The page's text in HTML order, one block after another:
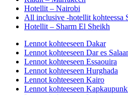
Hotellit – Nairobi
All inclusive -hotellit kohteessa
Hotellit – Sharm El Sheikh
Lennot kohteeseen Dakar
Lennot kohteeseen Dar es
Lennot kohteeseen Essaouira
Lennot kohteeseen Hurghada
Lennot kohteeseen Kairo
Lennot kohteeseen